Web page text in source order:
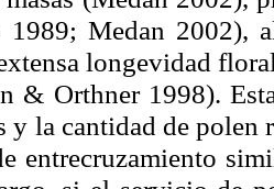
Medan 2002),
longevidad
& Orthner1998).
y la cantidad de polen
entrecruzamiento